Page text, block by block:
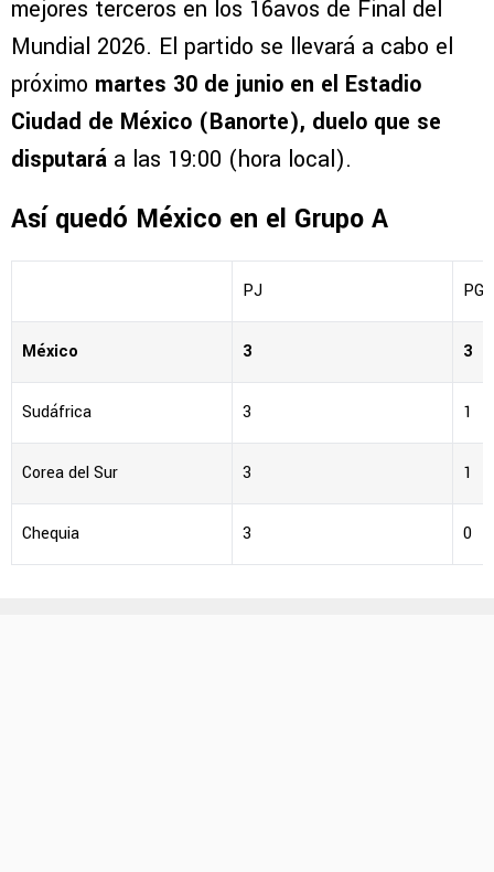
mejores terceros en los 16avos de Final del
Mundial 2026. El partido se llevará a cabo el
próximo martes 30 de junio en el Estadio
Ciudad de México (Banorte), duelo que se
disputará a las 19:00 (hora local).
Así quedó México en el Grupo A
PJ PG
México 3 3
Sudáfrica 3 1
Corea del Sur 3 1
Chequia 3 0